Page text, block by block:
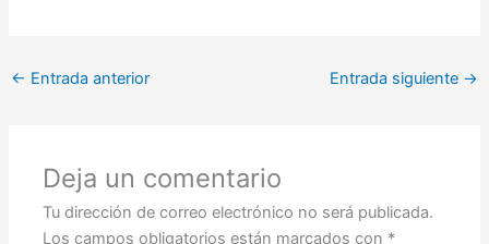
← Entrada anterior Entrada siguiente →
Deja un comentario
Tu dirección de correo electrónico no será publicada.
Los campos obligatorios están marcados con *